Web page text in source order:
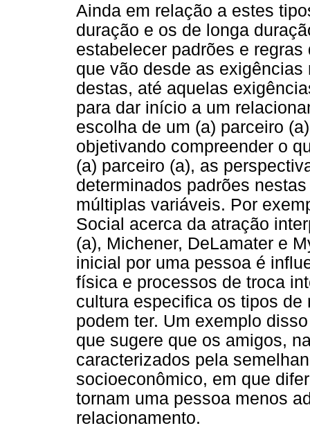
Ainda em relação a estes
duração e os de longa
estabelecer padrões e
que vão desde as
destas, até aquelas
para dar início a um
escolha de um (a) parceiro
objetivando compreender o
(a) parceiro (a), as
determinados padrões
múltiplas variáveis. Por
Social acerca da atração
(a), Michener, DeLamater e
inicial por uma pessoa é
física e processos de troca
cultura especifica os tipos
podem ter. Um exemplo
que sugere que os amigos,
caracterizados pela
socioeconômico, em que
tornam uma pessoa menos
relacionamento.